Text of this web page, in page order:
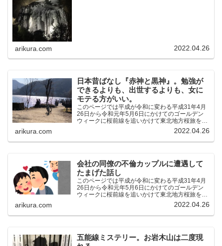
arikura.com 2022.04.26
日本昔ばなし『赤神と黒神』。勉強が
できるよりも、出世するよりも、女に
モテる方がいい。
このページでは平成が令和に変わる平成31年4月
26日から令和元年5月6日にかけてのゴールデン
ウィークに桜前線を追いかけて東北地方桜旅を車
中泊大遠征10泊11日した時の記録をまとめたも
のです。（結論）「桜前線なんてものはテレビの
中にしか存在し...
arikura.com 2022.04.26
会社の同僚の不倫カップルに遭遇して
たまげた話し
このページでは平成が令和に変わる平成31年4月
26日から令和元年5月6日にかけてのゴールデン
ウィークに桜前線を追いかけて東北地方桜旅を車
中泊大遠征10泊11日した時の記録をまとめたも
のです。（結論）「桜前線なんてものはテレビの
中にしか存在し...
arikura.com 2022.04.26
五能線ミステリー。お岩木山は二度現